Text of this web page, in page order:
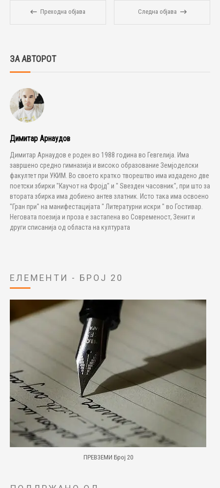
Преходна објава Следна објава
ЗА АВТОРОТ
Димитар Арнаудов
Димитар Арнаудов е роден во 1988 година во Гевгелија. Има
завршено средно гимназија и високо образование Земјоделски
факултет при УКИМ. Во своето кратко творештво има издадено две
поетски збирки "Каучот на Фројд" и " Ѕвезден часовник", при што за
втората збирка има добиено антев златник. Исто така има освоено
"Гран при" на манифестацијата " Литературни искри " во Гостивар.
Неговата поезија и проза е застапена во Современост, Зенит и
други списанија од областа на културата
ЕЛЕМЕНТИ - БРОЈ 20
ПРЕВЗЕМИ Број 20